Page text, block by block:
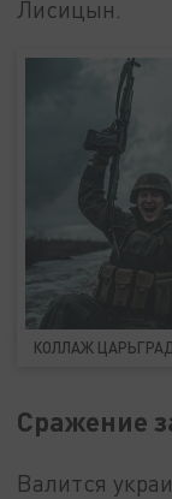
Лисицын.
КОЛЛАЖ
Сражение
Валится